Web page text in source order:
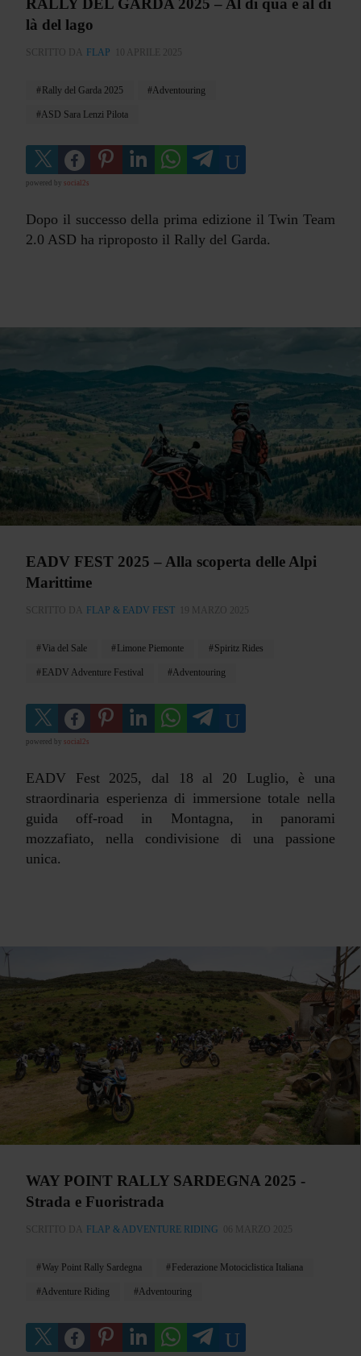
RALLY DEL GARDA 2025 – Al di qua e al di
là del lago
SCRITTO DA FLAP 10 APRILE 2025
Rally del Garda 2025 Adventouring
ASD Sara Lenzi Pilota
powered by social2s
Dopo il successo della prima edizione il Twin Team
2.0 ASD ha riproposto il Rally del Garda.
EADV FEST 2025 – Alla scoperta delle Alpi
Marittime
SCRITTO DA FLAP & EADV FEST 19 MARZO 2025
Via del Sale Limone Piemonte Spiritz Rides
EADV Adventure Festival Adventouring
powered by social2s
EADV Fest 2025, dal 18 al 20 Luglio, è una
straordinaria esperienza di immersione totale nella
guida off-road in Montagna, in panorami
mozzafiato, nella condivisione di una passione
unica.
WAY POINT RALLY SARDEGNA 2025 -
Strada e Fuoristrada
SCRITTO DA FLAP & ADVENTURE RIDING 06 MARZO 2025
Way Point Rally Sardegna Federazione Motociclistica Italiana
Adventure Riding Adventouring